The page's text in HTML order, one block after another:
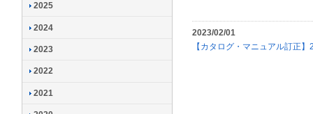
2023/02/01
【カタログ・マニュアル訂正
2025
2024
2023
2022
2021